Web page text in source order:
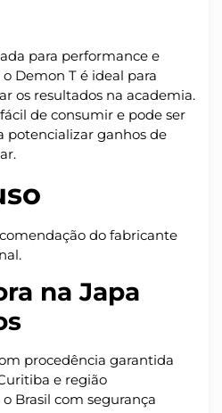
para performance e
Demon T é ideal para
os resultados na academia.
de consumir e pode ser
potencializar ganhos de
do fabricante
na Japa
procedência garantida
e região
Brasil com segurança